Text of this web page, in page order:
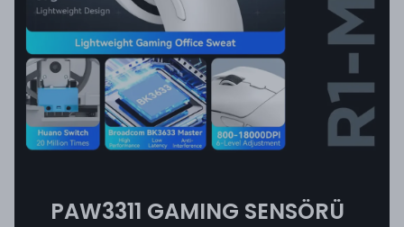
PAW3311 GAMING SENSÖRÜ